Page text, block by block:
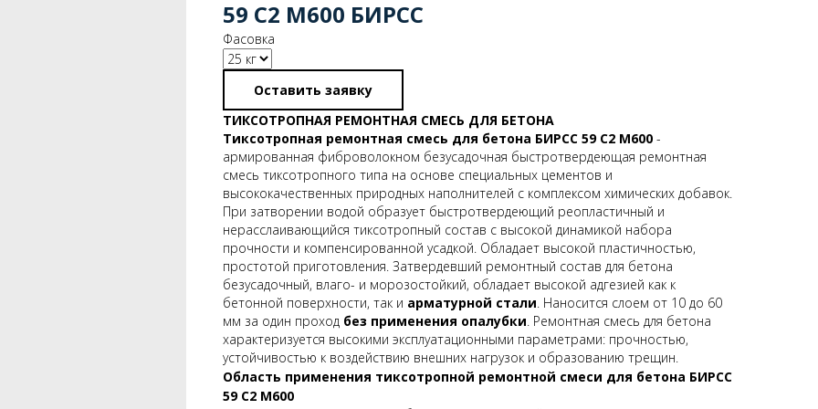
59 С2 М600 БИРСС
Фасовка
Оставить заявку
ТИКСОТРОПНАЯ РЕМОНТНАЯ СМЕСЬ ДЛЯ БЕТОНА
Тиксотропная ремонтная смесь для бетона БИРСС 59 С2 М600 -
армированная фиброволокном безусадочная быстротвердеющая ремонтная
смесь тиксотропного типа на основе специальных цементов и
высококачественных природных наполнителей с комплексом химических добавок.
При затворении водой образует быстротвердеющий реопластичный и
нерасслаивающийся тиксотропный состав с высокой динамикой набора
прочности и компенсированной усадкой. Обладает высокой пластичностью,
простотой приготовления. Затвердевший ремонтный состав для бетона
безусадочный, влаго- и морозостойкий, обладает высокой адгезией как к
бетонной поверхности, так и арматурной стали. Наносится слоем от 10 до 60
мм за один проход без применения опалубки. Ремонтная смесь для бетона
характеризуется высокими эксплуатационными параметрами: прочностью,
устойчивостью к воздействию внешних нагрузок и образованию трещин.
Область применения тиксотропной ремонтной смеси для бетона БИРСС
59 С2 М600